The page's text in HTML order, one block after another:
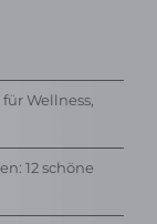
Wellness,
12 schöne